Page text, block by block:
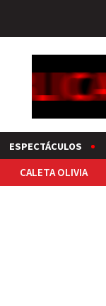
ESPECTÁCULOS
CALETA OLIVIA